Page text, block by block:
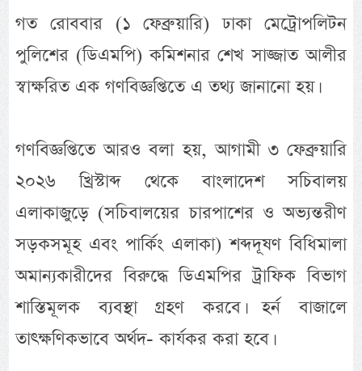
গত রোববার (১ ফেব্রুয়ারি) ঢাকা মেট্রোপলিটন
পুলিশের (ডিএমপি) কমিশনার শেখ সাজ্জাত আলীর
স্বাক্ষরিত এক গণবিজ্ঞপ্তিতে এ তথ্য জানানো হয়।
গণবিজ্ঞপ্তিতে আরও বলা হয়, আগামী ৩ ফেব্রুয়ারি
২০২৬ খ্রিস্টাব্দ থেকে বাংলাদেশ সচিবালয়
এলাকাজুড়ে (সচিবালয়ের চারপাশের ও অভ্যন্তরীণ
সড়কসমূহ এবং পার্কিং এলাকা) শব্দদূষণ বিধিমালা
অমান্যকারীদের বিরুদ্ধে ডিএমপির ট্রাফিক বিভাগ
শাস্তিমূলক ব্যবস্থা গ্রহণ করবে। হর্ন বাজালে
তাৎক্ষণিকভাবে অর্থদ- কার্যকর করা হবে।